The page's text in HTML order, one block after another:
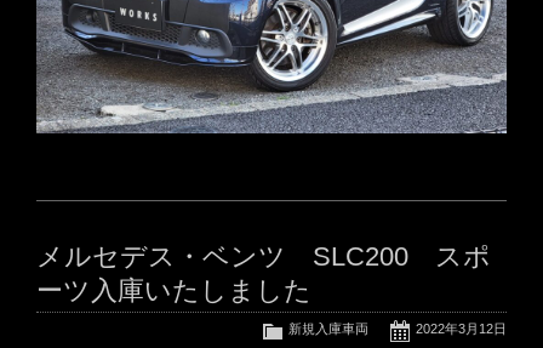
メルセデス・ベンツ SLC200 スポ
ーツ入庫いたしました
2022年3月12日
新規入庫車両